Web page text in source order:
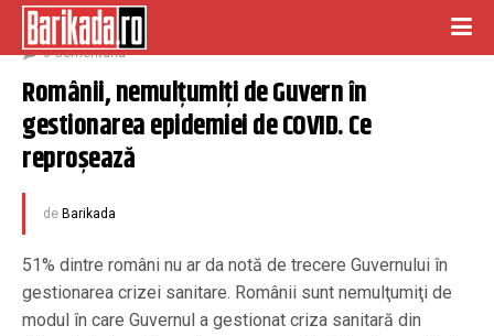
noiembrie 19, 2020
0 Comentariu
Românii, nemulțumiți de Guvern în
gestionarea epidemiei de COVID. Ce
reproșează
de Barikada
51% dintre români nu ar da notă de trecere Guvernului în
gestionarea crizei sanitare. Românii sunt nemulţumiţi de
modul în care Guvernul a gestionat criza sanitară din